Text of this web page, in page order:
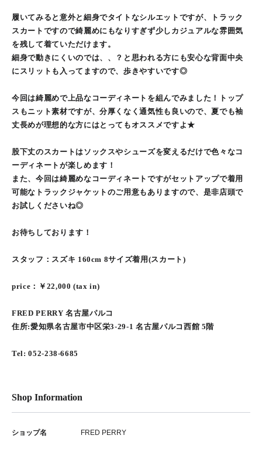
履いてみると意外と細身でタイトなシルエットですが、トラック
スカートですので綺麗めにもなりすぎず少しカジュアルな雰囲気
を残して着ていただけます。
細身で動きにくいのでは、、？と思われる方にも安心な背面中央
にスリットも入ってますので、歩きやすいです◎
今回は綺麗めで上品なコーディネートを組んでみました！トップ
スもニット素材ですが、分厚くなく通気性も良いので、夏でも袖
丈長めが理想的な方にはとってもオススメですよ★
股下丈のスカートはソックスやシューズを変えるだけで色々なコ
ーディネートが楽しめます！
また、今回は綺麗めなコーディネートですがセットアップで着用
可能なトラックジャケットのご用意もありますので、是非店頭で
お試しくださいね◎
お待ちしております！
スタッフ：スズキ 160cm 8サイズ着用(スカート)
price：￥22,000 (tax in)
FRED PERRY 名古屋パルコ
住所:愛知県名古屋市中区栄3-29-1 名古屋パルコ西館 5階
Tel: 052-238-6685
Shop Information
ショップ名 FRED PERRY